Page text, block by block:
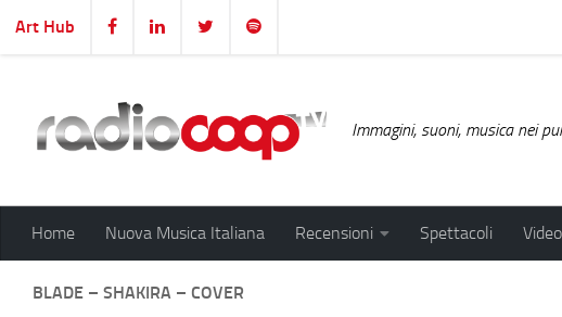
Salta al contenuto
Art Hub
Immagini, suoni, musica nei
Home Nuova Musica Italiana Recensioni Spettacoli Video
BLADE – SHAKIRA – COVER